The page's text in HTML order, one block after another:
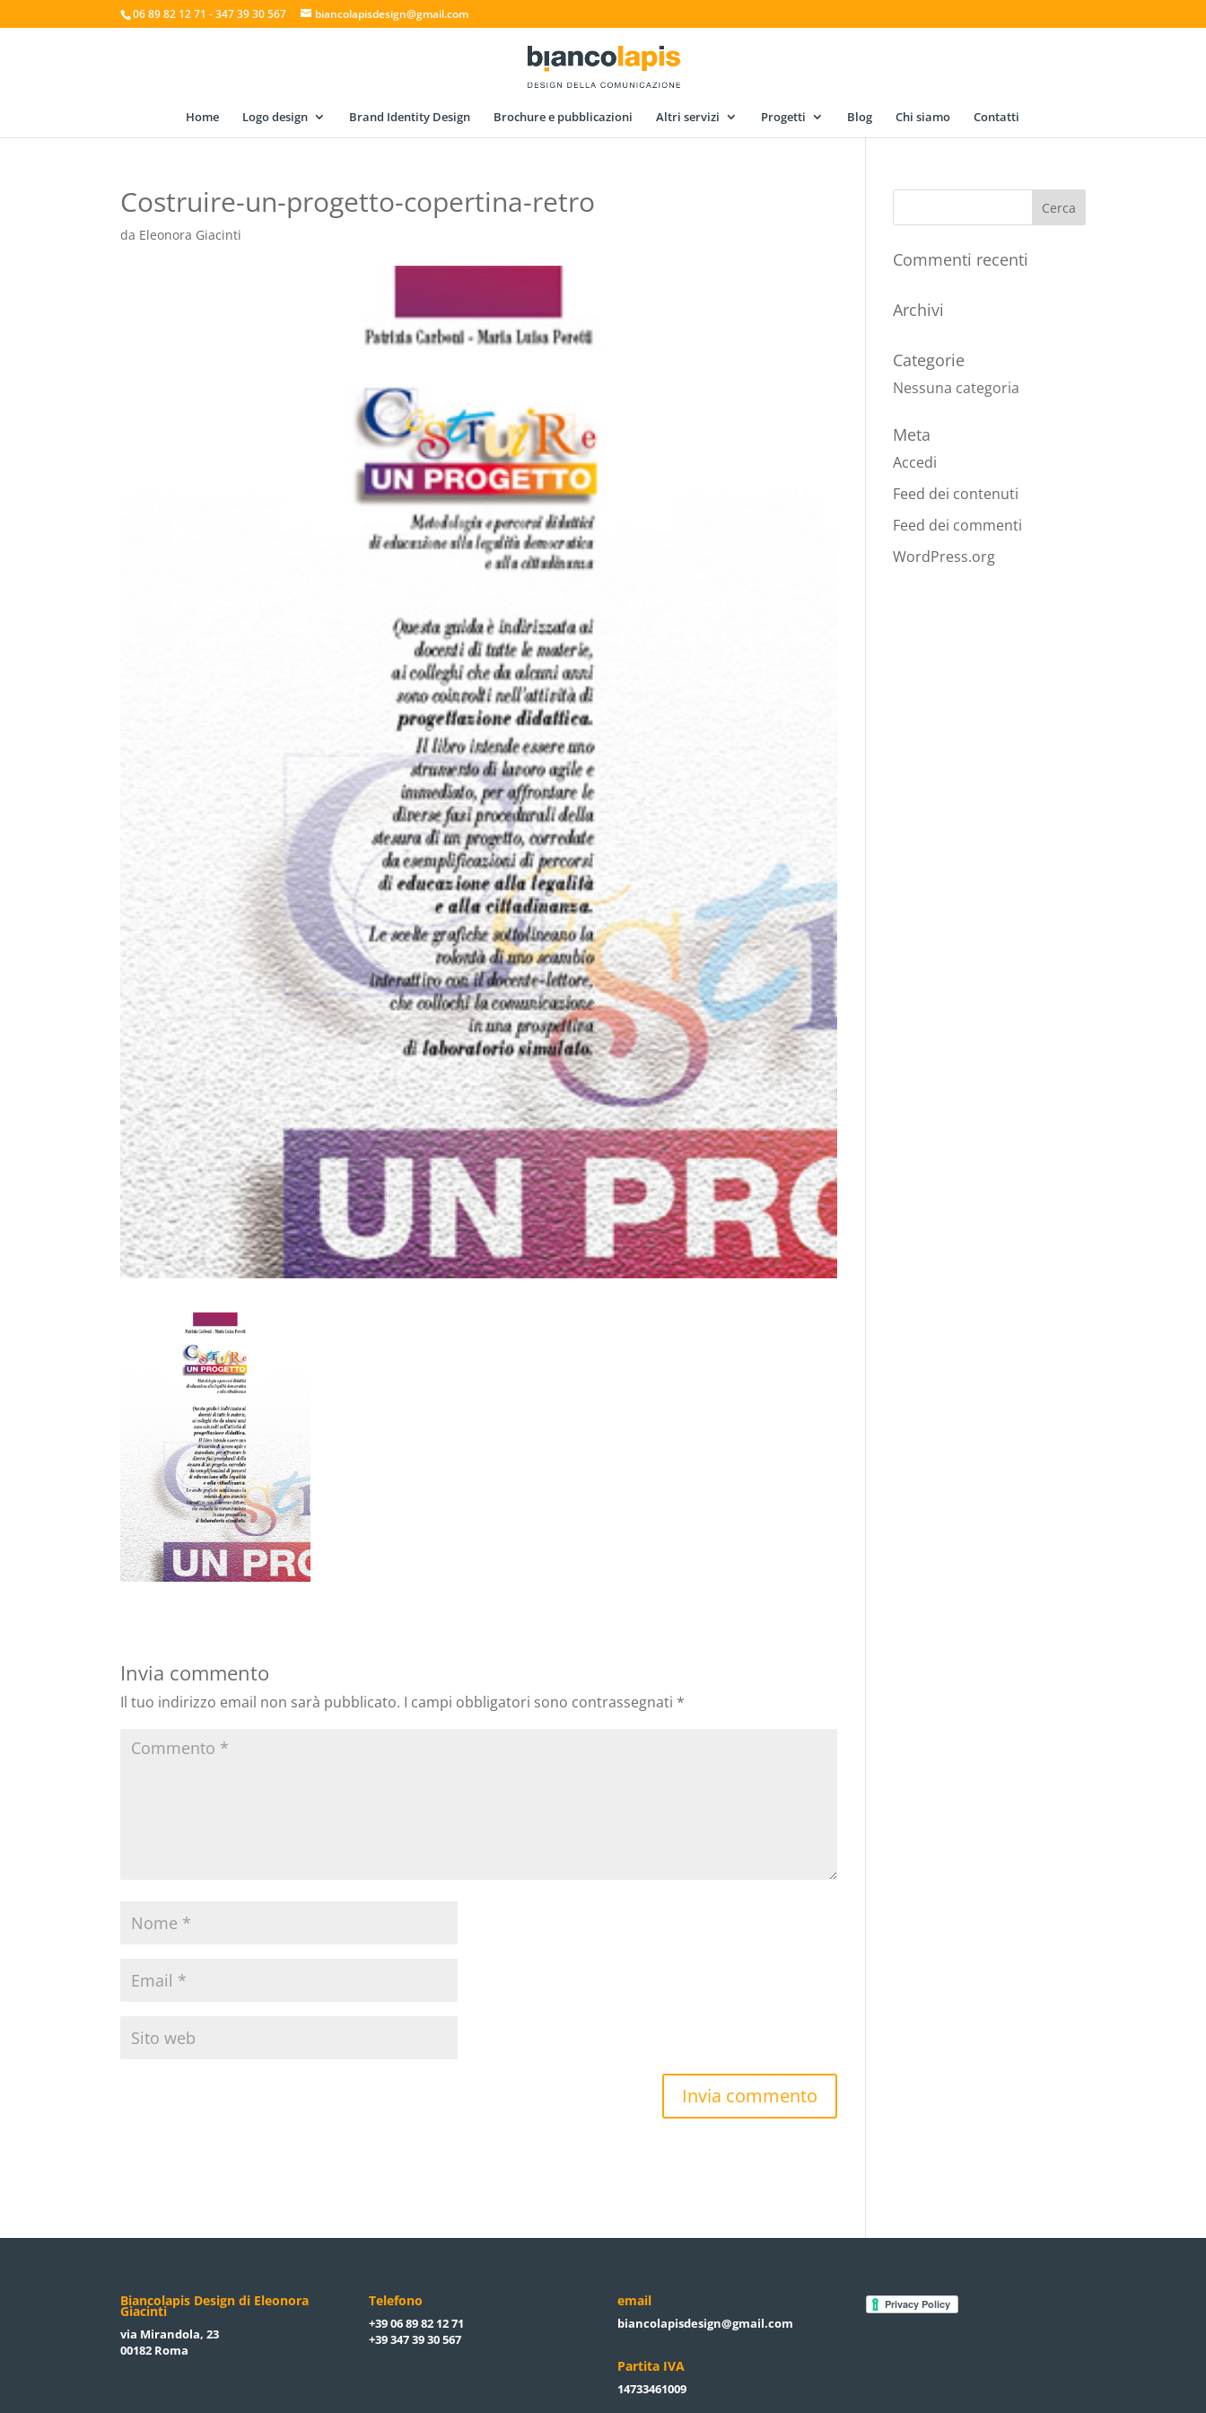
06 89 82 12 71 - 347 39 30 567 biancolapisdesign@gmail.com
Home Logo design Brand Identity Design Brochure e pubblicazioni Altri servizi Progetti Blog Chi siamo Contatti
Costruire-un-progetto-copertina-retro
da Eleonora Giacinti
Invia commento
Il tuo indirizzo email non sarà pubblicato. I campi obbligatori sono contrassegnati *
Commenti recenti
Archivi
Categorie
Nessuna categoria
Meta
Accedi
Feed dei contenuti
Feed dei commenti
WordPress.org
Biancolapis Design di Eleonora
Giacinti
via Mirandola, 23
00182 Roma
Telefono
+39 06 89 82 12 71
+39 347 39 30 567
email
biancolapisdesign@gmail.com
Partita IVA
14733461009